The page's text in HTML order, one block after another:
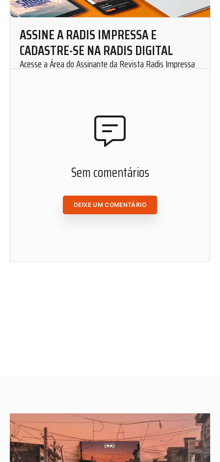
ASSINE A RADIS IMPRESSA E
CADASTRE-SE NA RADIS DIGITAL
Acesse a Área do Assinante da Revista Radis Impressa
ACESSAR ÁREA DO ASSINANTE
Sem comentários
DEIXE UM COMENTÁRIO